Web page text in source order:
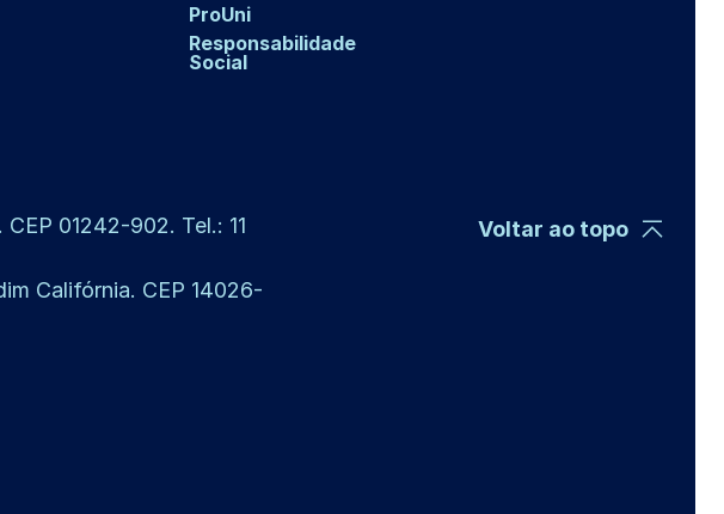
ProUni
Responsabilidade
Social
01242-902. Tel.: 11
Califórnia. CEP 14026-
Voltar ao topo